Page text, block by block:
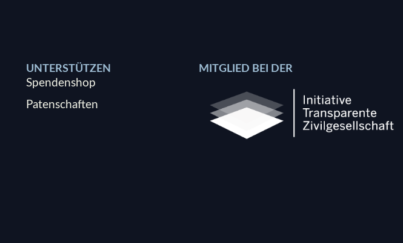
UNTERSTÜTZEN
Spendenshop
Patenschaften
MITGLIED BEI DER